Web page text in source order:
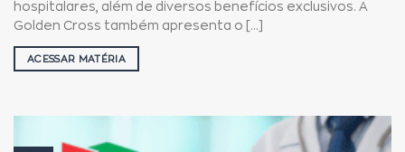
hospitalares, além de diversos benefícios exclusivos. A
Golden Cross também apresenta o [...]
ACESSAR MATÉRIA